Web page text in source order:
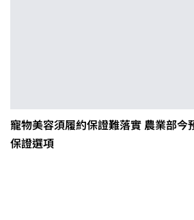
寵物美容須履約保證難落實 農業部
保證選項